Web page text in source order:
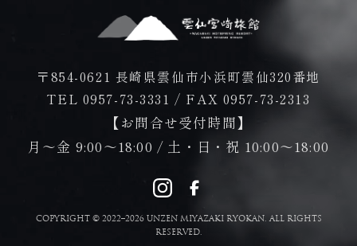
〒854-0621 長崎県雲仙市小浜町雲仙320番地
TEL 0957-73-3331 / FAX 0957-73-2313
【お問合せ受付時間】
月～金 9:00～18:00 / 土・日・祝 10:00～18:00
COPYRIGHT © 2022–2026 UNZEN MIYAZAKI RYOKAN. ALL RIGHTS
RESERVED.